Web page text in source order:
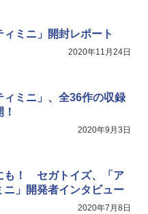
ィミニ」開封レポート
2020年11月24日
ィミニ」、全36作の収録
2020年9月3日
も！ セガトイズ、「ア
ニ」開発者インタビュー
2020年7月8日